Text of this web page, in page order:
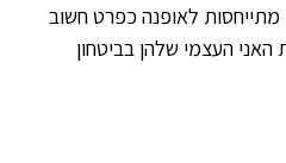
מתייחסות לאופנה כפרט חשוב
העצמי שלהן בביטחון